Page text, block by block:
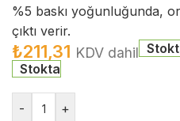
%5 baskı yoğunluğunda,
çıktı verir.
₺211,31 KDV dahil
Stokta
- +